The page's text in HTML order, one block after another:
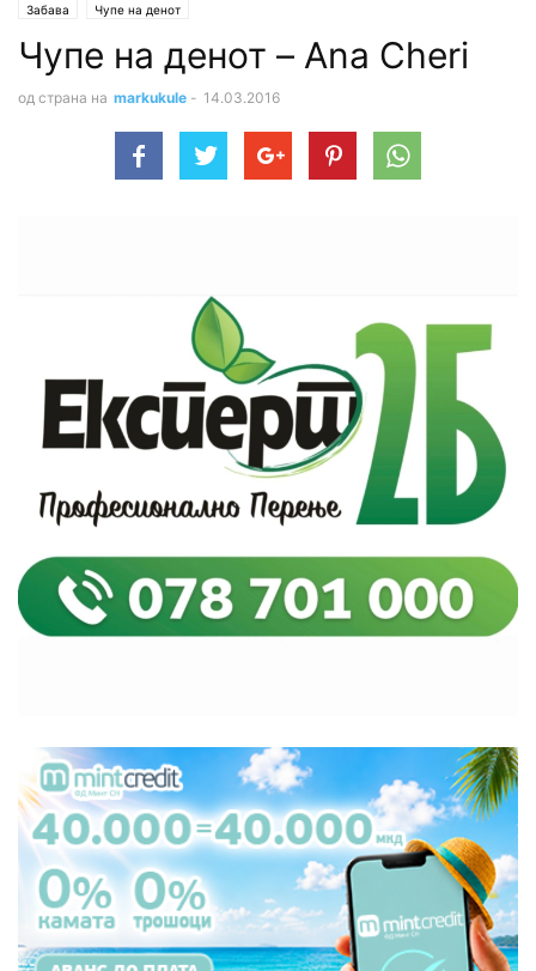
Забава Чупе на денот
Чупе на денот – Ana Cheri
од страна на markukule - 14.03.2016